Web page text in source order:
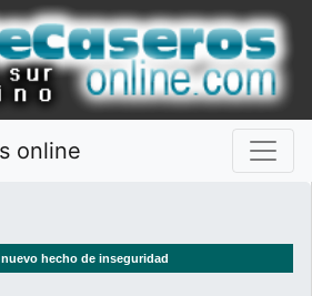
online
hecho de inseguridad